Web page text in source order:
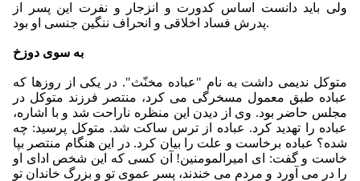
ولی باید دانست اساس كدورت و انزجار و نفرت این پسر از
پدرش فساد اخلاقی و انحراف ننگین جنسی او بود.
به سوی دوزخ
متوكل ندیمى داشت به نام "عباده مخنّث". در یكى از روزها كه
عباده طبق معمول مسخرگى مى‏ كرد، منتصر فرزند متوکل در
مجلس حاضر بود. وى از دیدن این منظره ناراحت شد و با اشاره،
عباده را تهدید كرد. عباده از ترس ساكت شد. متوكل پرسید: چه
شده؟ عباده برخاست و علت را بیان كرد. در این هنگام منتصر بپا
خاست و گفت: اى امیرالمومنین! آن كسى كه این شخص اداى او
را در مى‏ آورد و مردم مى‏ خندند، پسر عموى تو و بزرگ خاندان تو